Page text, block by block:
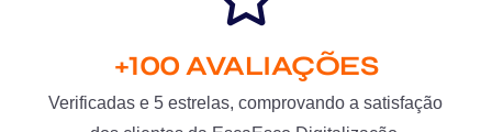
+100 AVALIAÇÕES
Verificadas e 5 estrelas, comprovando a satisfação